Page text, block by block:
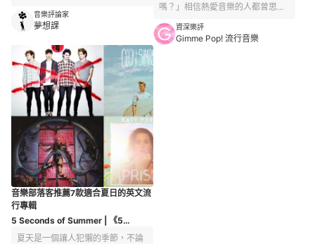
魅力，當你從頭到尾地仔細聽過一
遍，就會發現它其實就和一部電影
一樣，有著一定的脈絡和敘事邏
輯，並潛藏著細膩的情緒與獨到的
見解。 就讓我們一起進入音樂的的
世界，沈浸於跌宕起伏的情感與千
迴百折的故事，聽聽這十張當紅新
生代女聲所發行的西洋專輯吧！
音樂評論家
夢想課
嗎？」相信熱愛音樂的人都曾思考
掘出歌曲背後的故事，將藝術家藉
由專輯表達出的經歷與故事，以主
資深樂評
Gimme Pop! 流行音樂
音樂部落客推薦7款適合夏日的英文流
行專輯
5 Seconds of Summer | 《5
Seconds of Summer》
夏天是一個讓人犯懶的季節，不論